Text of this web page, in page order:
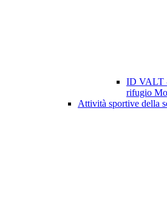
ID VALT
rifugio
Attività sportive della